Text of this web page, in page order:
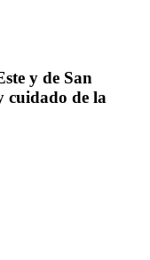
y de San
cuidado de la